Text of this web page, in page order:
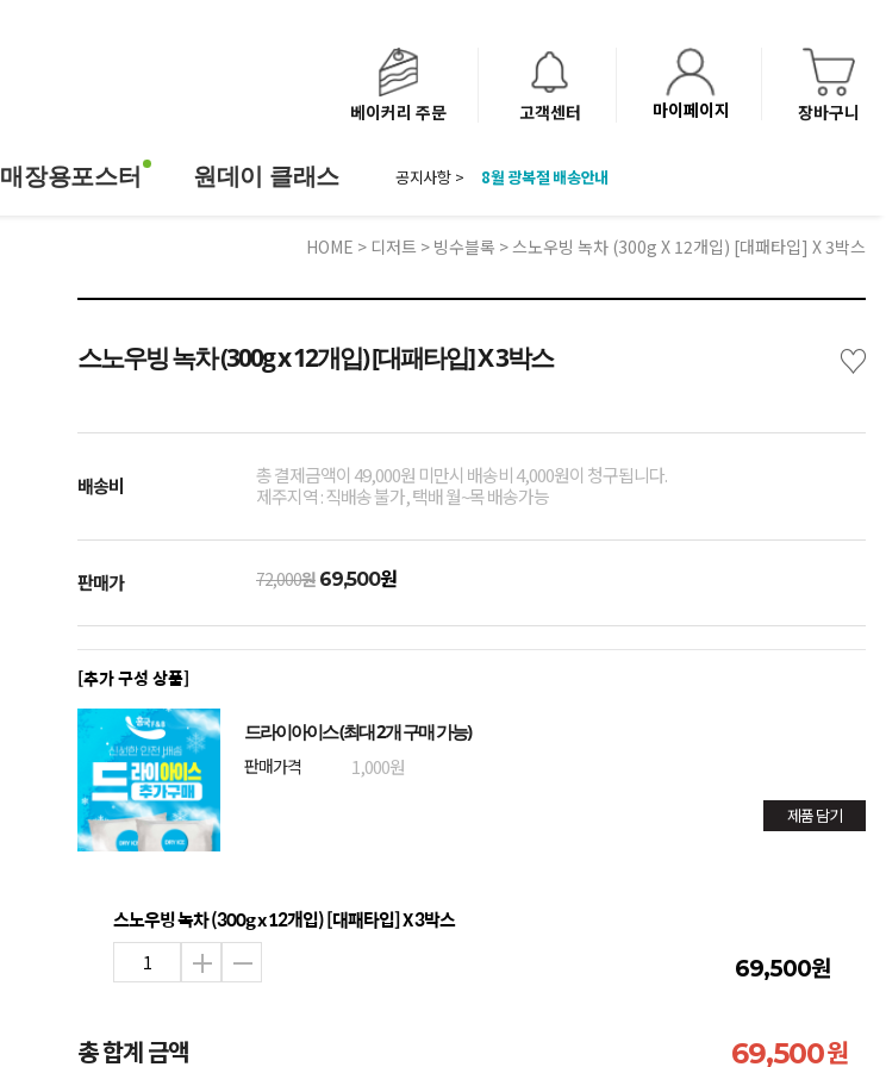
베이커리 주문 고객센터 마이페이지 장바구니
매장용포스터 원데이 클래스 공지사항 >
8월 광복절 배송안내
HOME > 디저트 > 빙수블록 > 스노우빙 녹차 (300g X 12개입) [대패타입] X 3박스
스노우빙 녹차 (300g x 12개입) [대패타입] X 3박스 ♡
배송비
총 결제금액이 49,000원 미만시 배송비 4,000원이 청구됩니다.
제주지역 : 직배송 불가, 택배 월~목 배송가능
판매가 72,000원 69,500원
[추가 구성 상품]
드라이아이스 (최대 2개 구매 가능)
판매가격
1,000원
제품 담기
스노우빙 녹차 (300g x 12개입) [대패타입] X 3박스
69,500원
총 합계 금액 69,500원